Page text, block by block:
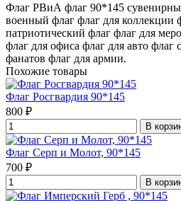
Флаг РВиА флаг 90*145
военный флаг флаг для коллекции
патриотический флаг флаг для
флаг для офиса флаг для авто флаг
фанатов флаг для армии.
Похожие товары
Флаг Росгвардия 90*145
800 ₽
В
Флаг Серп и Молот, 90*145
700 ₽
В